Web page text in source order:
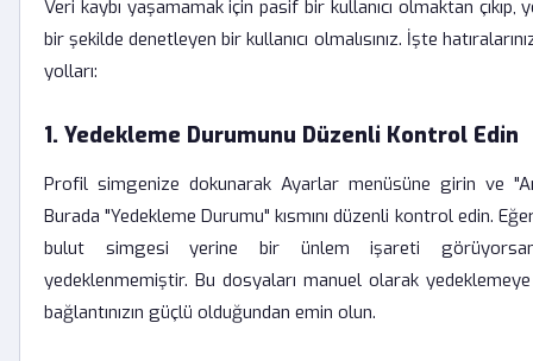
Veri kaybı yaşamamak için pasif bir kullanıcı olmaktan
bir şekilde denetleyen bir kullanıcı olmalısınız. İşte
yolları:
1. Yedekleme Durumunu Düzenli Kontrol Edin
Profil simgenize dokunarak Ayarlar menüsüne girin ve
Burada "Yedekleme Durumu" kısmını düzenli kontrol edin.
bulut simgesi yerine bir ünlem işareti
yedeklenmemiştir. Bu dosyaları manuel olarak
bağlantınızın güçlü olduğundan emin olun.